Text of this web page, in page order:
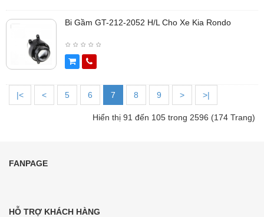
Bi Gầm GT-212-2052 H/L Cho Xe Kia Rondo
|< < 5 6 7 8 9 > >|
Hiển thị 91 đến 105 trong 2596 (174 Trang)
FANPAGE
HỖ TRỢ KHÁCH HÀNG